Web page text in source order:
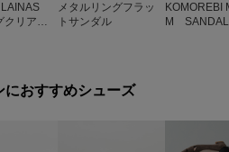
LAINAS
クリアサ
メタルリングフラッ
トサンダル
KOMOREBI
M SANDAL
におすすめシューズ